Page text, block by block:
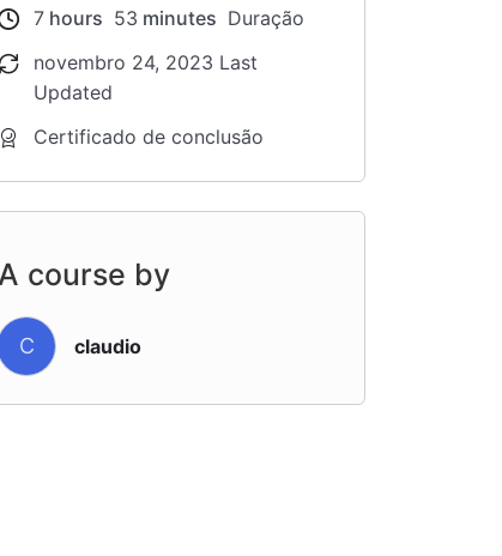
7 hours 53 minutes Duração
novembro 24, 2023 Last
Updated
Certificado de conclusão
A course by
C claudio